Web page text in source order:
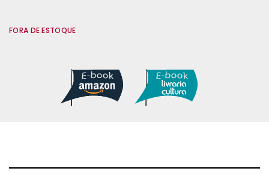
FORA DE ESTOQUE